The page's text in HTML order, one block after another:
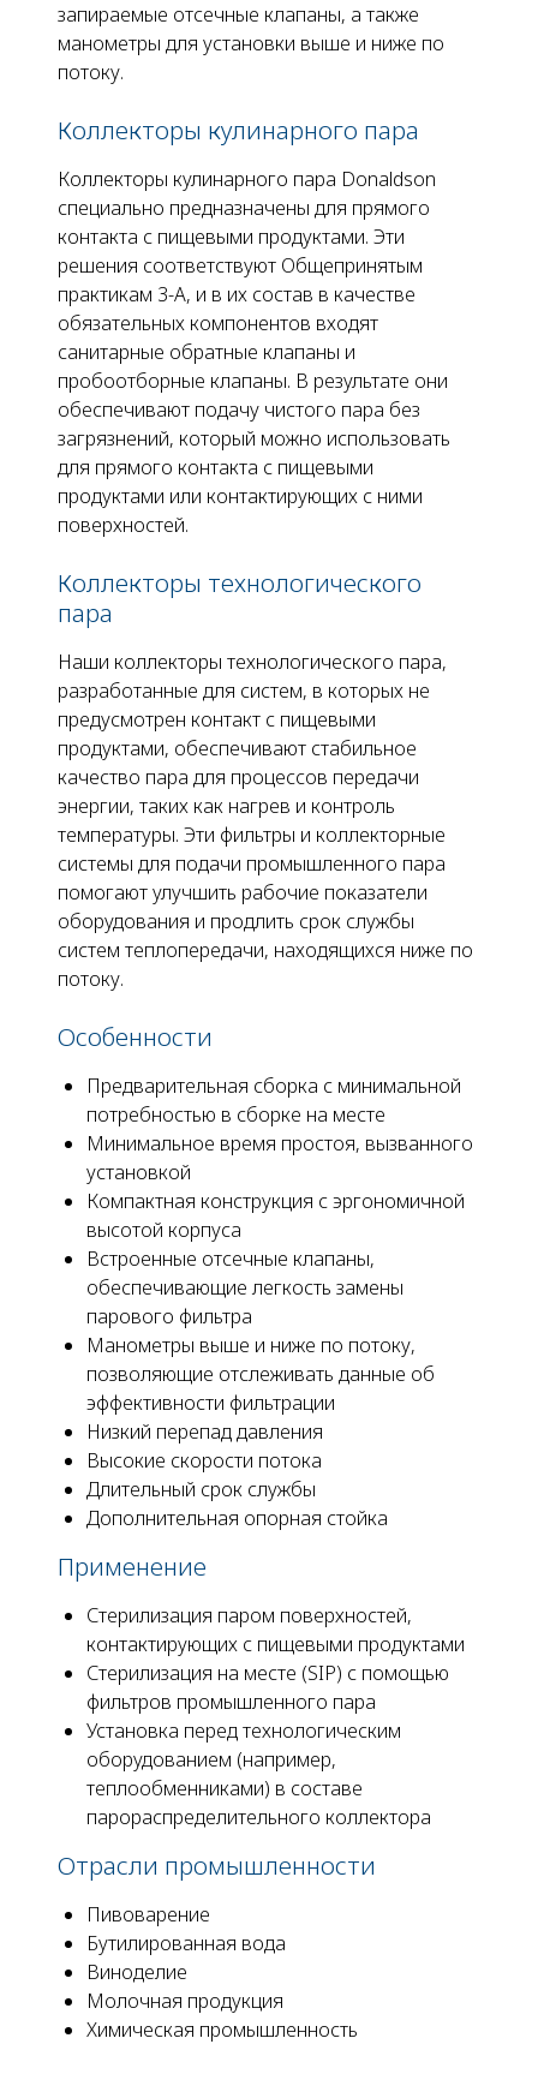
запираемые отсечные клапаны, а также
манометры для установки выше и ниже по
потоку.
Коллекторы кулинарного пара
Коллекторы кулинарного пара Donaldson
специально предназначены для прямого
контакта с пищевыми продуктами. Эти
решения соответствуют Общепринятым
практикам 3-A, и в их состав в качестве
обязательных компонентов входят
санитарные обратные клапаны и
пробоотборные клапаны. В результате они
обеспечивают подачу чистого пара без
загрязнений, который можно использовать
для прямого контакта с пищевыми
продуктами или контактирующих с ними
поверхностей.
Коллекторы технологического
пара
Наши коллекторы технологического пара,
разработанные для систем, в которых не
предусмотрен контакт с пищевыми
продуктами, обеспечивают стабильное
качество пара для процессов передачи
энергии, таких как нагрев и контроль
температуры. Эти фильтры и коллекторные
системы для подачи промышленного пара
помогают улучшить рабочие показатели
оборудования и продлить срок службы
систем теплопередачи, находящихся ниже по
потоку.
Особенности
Предварительная сборка с минимальной
потребностью в сборке на месте
Минимальное время простоя, вызванного
установкой
Компактная конструкция с эргономичной
высотой корпуса
Встроенные отсечные клапаны,
обеспечивающие легкость замены
парового фильтра
Манометры выше и ниже по потоку,
позволяющие отслеживать данные об
эффективности фильтрации
Низкий перепад давления
Высокие скорости потока
Длительный срок службы
Дополнительная опорная стойка
Применение
Стерилизация паром поверхностей,
контактирующих с пищевыми продуктами
Стерилизация на месте (SIP) с помощью
фильтров промышленного пара
Установка перед технологическим
оборудованием (например,
теплообменниками) в составе
парораспределительного коллектора
Отрасли промышленности
Пивоварение
Бутилированная вода
Виноделие
Молочная продукция
Химическая промышленность